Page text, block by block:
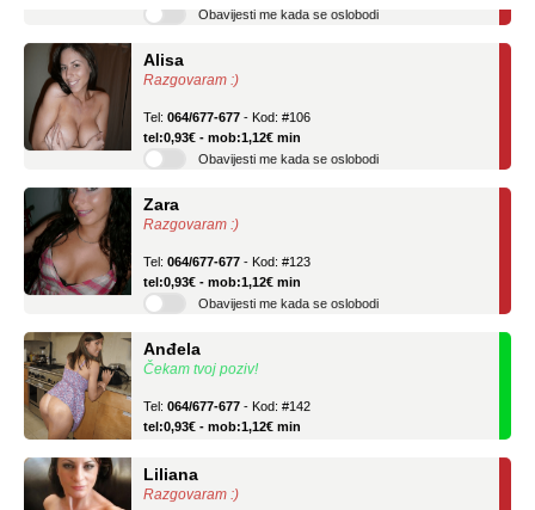
Razgovaram :)
tel:0,93€ - mob:1,12€ min
Obavijesti me kada se oslobodi
Razgovaram :)
tel:0,93€ - mob:1,12€ min
Obavijesti me kada se oslobodi
Čekam tvoj poziv!
tel:0,93€ - mob:1,12€ min
Razgovaram :)